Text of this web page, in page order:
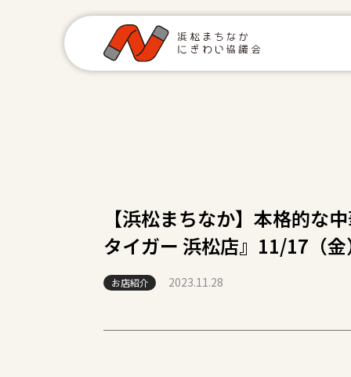
【浜松まちなか】本格的な
タイガー 浜松店』11/17（
お店紹介 2023.11.28